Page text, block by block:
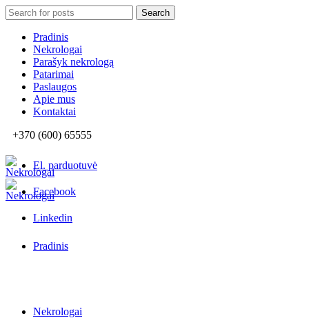
Search
for:
Search
Pradinis
Nekrologai
Parašyk nekrologą
Patarimai
Paslaugos
Apie mus
Kontaktai
+370 (600) 65555
El. parduotuvė
Facebook
Linkedin
Pradinis
Nekrologai